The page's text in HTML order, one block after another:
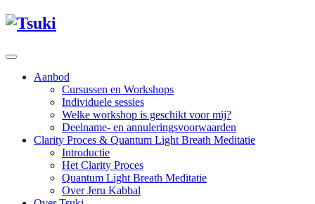
Aanbod
Cursussen en Workshops
Individuele sessies
Welke workshop is geschikt voor mij?
Deelname- en annuleringsvoorwaarden
Clarity Proces & Quantum Light Breath Meditatie
Introductie
Het Clarity Proces
Quantum Light Breath Meditatie
Over Jeru Kabbal